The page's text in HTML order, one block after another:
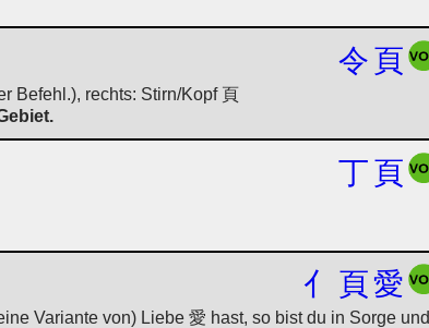
令頁
Befehl.), rechts: Stirn/Kopf 頁
丁頁
亻 頁愛
Variante von) Liebe 愛 hast, so bist du in Sorge und